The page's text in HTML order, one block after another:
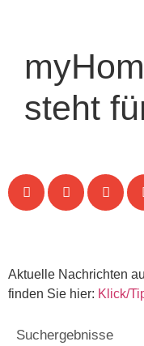
steht
Aktuelle Nachrichten
finden Sie hier: Klick/
Suchergebnisse